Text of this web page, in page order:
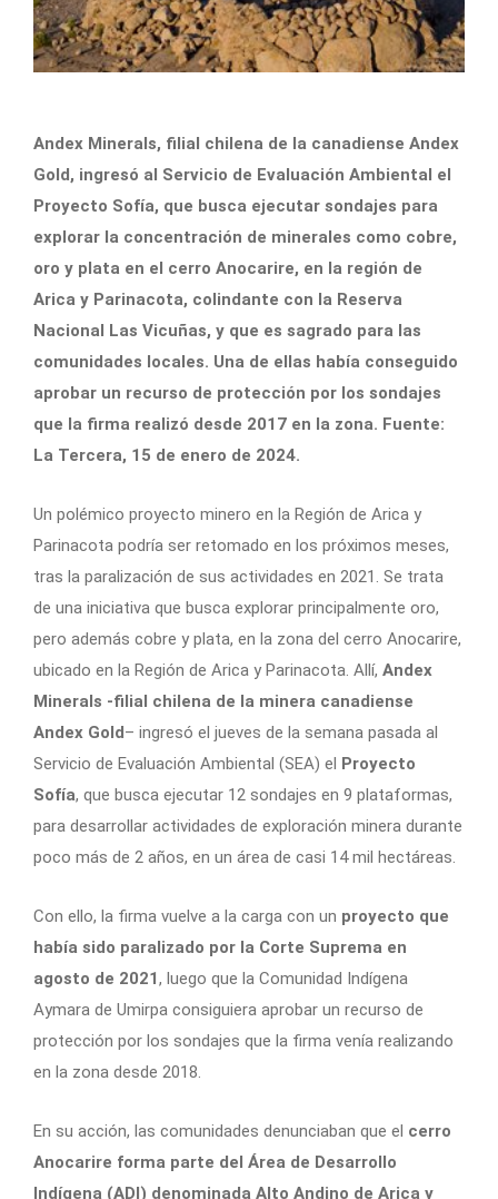
Andex Minerals, filial chilena de la canadiense Andex
Gold, ingresó al Servicio de Evaluación Ambiental el
Proyecto Sofía, que busca ejecutar sondajes para
explorar la concentración de minerales como cobre,
oro y plata en el cerro Anocarire, en la región de
Arica y Parinacota, colindante con la Reserva
Nacional Las Vicuñas, y que es sagrado para las
comunidades locales. Una de ellas había conseguido
aprobar un recurso de protección por los sondajes
que la firma realizó desde 2017 en la zona. Fuente:
La Tercera, 15 de enero de 2024.
Un polémico proyecto minero en la Región de Arica y
Parinacota podría ser retomado en los próximos meses,
tras la paralización de sus actividades en 2021. Se trata
de una iniciativa que busca explorar principalmente oro,
pero además cobre y plata, en la zona del cerro Anocarire,
ubicado en la Región de Arica y Parinacota. Allí, Andex
Minerals -filial chilena de la minera canadiense
Andex Gold– ingresó el jueves de la semana pasada al
Servicio de Evaluación Ambiental (SEA) el Proyecto
Sofía, que busca ejecutar 12 sondajes en 9 plataformas,
para desarrollar actividades de exploración minera durante
poco más de 2 años, en un área de casi 14 mil hectáreas.
Con ello, la firma vuelve a la carga con un proyecto que
había sido paralizado por la Corte Suprema en
agosto de 2021, luego que la Comunidad Indígena
Aymara de Umirpa consiguiera aprobar un recurso de
protección por los sondajes que la firma venía realizando
en la zona desde 2018.
En su acción, las comunidades denunciaban que el cerro
Anocarire forma parte del Área de Desarrollo
Indígena (ADI) denominada Alto Andino de Arica y